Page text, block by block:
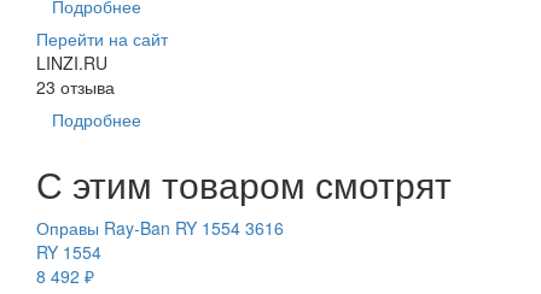
Подробнее
Перейти на сайт
LINZI.RU
23 отзыва
Подробнее
С этим товаром смотрят
Оправы Ray-Ban RY 1554 3616
RY 1554
8 492 ₽